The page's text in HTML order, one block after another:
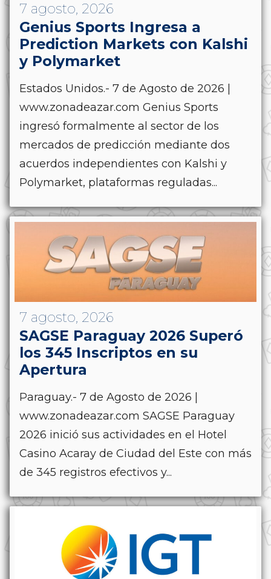
7 agosto, 2026
Genius Sports Ingresa a
Prediction Markets con Kalshi
y Polymarket
Estados Unidos.- 7 de Agosto de 2026 |
www.zonadeazar.com Genius Sports
ingresó formalmente al sector de los
mercados de predicción mediante dos
acuerdos independientes con Kalshi y
Polymarket, plataformas reguladas...
7 agosto, 2026
SAGSE Paraguay 2026 Superó
los 345 Inscriptos en su
Apertura
Paraguay.- 7 de Agosto de 2026 |
www.zonadeazar.com SAGSE Paraguay
2026 inició sus actividades en el Hotel
Casino Acaray de Ciudad del Este con más
de 345 registros efectivos y...